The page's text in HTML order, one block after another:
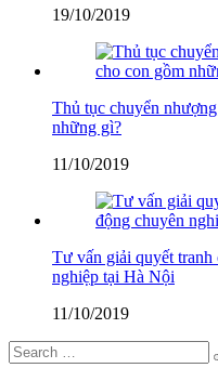
19/10/2019
Thủ tục chuyển
những gì?
11/10/2019
Tư vấn giải quyết tranh
nghiệp tại Hà Nội
11/10/2019